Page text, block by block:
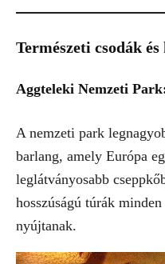
Természeti csodák
Aggteleki Nemzeti
A nemzeti park
barlang, amely Európa
leglátványosabb
hosszúságú túrák
nyújtanak.